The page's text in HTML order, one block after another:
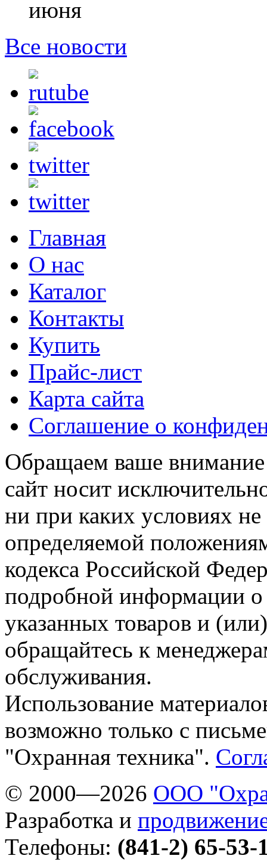
июня
Все новости
Главная
О нас
Каталог
Контакты
Купить
Прайс-лист
Карта сайта
Соглашение о
Обращаем ваше
сайт носит
ни при каких условиях
определяемой
кодекса Российской
подробной информации
указанных товаров и
обращайтесь к
обслуживания.
Использование
возможно только с
"Охранная техника".
© 2000—2026 ООО
Разработка и
Телефоны: (841-2) 65-53-